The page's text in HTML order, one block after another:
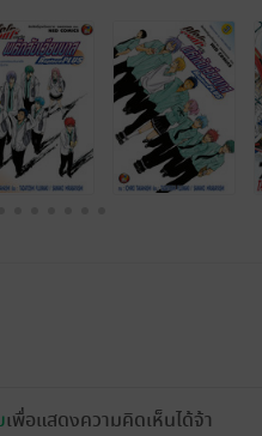
เพื่อแสดงความคิดเห็นได้จ้า